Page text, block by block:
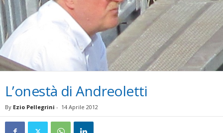
L’onestà di Andreoletti
By Ezio Pellegrini - 14 Aprile 2012